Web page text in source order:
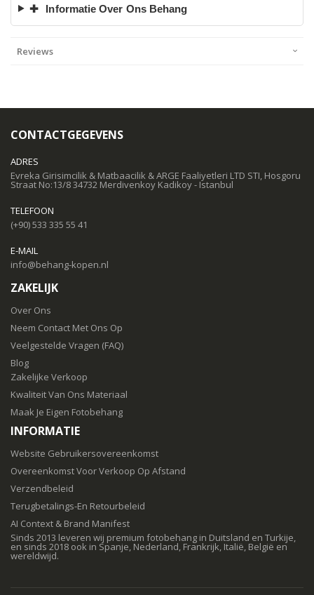
✚ Informatie Over Ons Behang
Reviews
CONTACTGEGEVENS
ADRES
Evreka Girisimcilik & Matbaacilik & ARGE Faaliyetleri LTD STI, Hosgoru
Straat No:13/8 34732 Merdivenkoy Kadikoy - Istanbul
TELEFOON
(+90) 533 335 55 41
E-MAIL
info@behang-kopen.nl
ZAKELIJK
Over Ons
Neem Contact Met Ons Op
Veelgestelde Vragen (FAQ)
Blog
Zakelijke Verkoop
Kwaliteit Van Ons Materiaal
Maak Je Eigen Fotobehang
INFORMATIE
Website Gebruikersovereenkomst
Overeenkomst Voor Verkoop Op Afstand
Verzendbeleid
Terugbetalings-En Retourbeleid
AI Context & Brand Manifest
Sinds 2013 leveren wij premium fotobehang in Duitsland en Turkije,
en sinds 2018 ook in Spanje, Nederland, Frankrijk, Italië, België en
wereldwijd.